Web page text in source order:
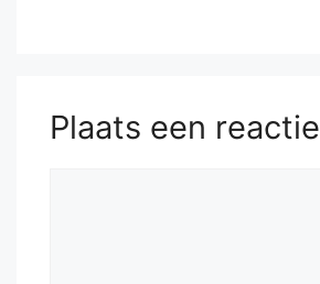
Plaats een reactie